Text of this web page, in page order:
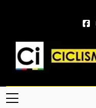
Web Dedicada Al
Crónicas, Previas Y